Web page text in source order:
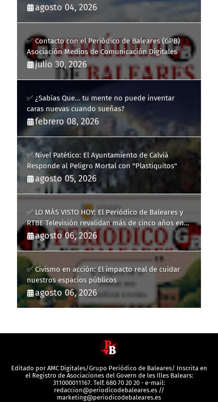
fracaso heredado
agosto 04, 2026
✅ Contacto con el Periódico de Baleares (GPB)
Asociación Medios de Comunicación Digitales
julio 30, 2026
✅ ¿Sabías Que… tu mente no puede inventar
caras nuevas cuando sueñas?
febrero 08, 2026
✅ Nivel Patético: El Ayuntamiento de Calviá
Responde al Peligro Mortal con "Plastiquitos"
agosto 05, 2026
✅ LO MÁS VISTO HOY: El Periódico de Baleares y
RTBE Televisión revalidan más de cinco años en
la Guía de la Comunicación del Govern de les Illes
Balears
agosto 06, 2026
✅ Civismo en acción: El impacto real de cuidar
nuestros espacios públicos
agosto 06, 2026
Editado por AMC Digitales/Grupo Periódico de Baleares/ Inscrita en
el Registro de Asociaciones del Govern de les Illes Balears:
311000011167. Telf. 680 70 20 20 - e-mail:
redaccion@periodicodebaleares.es //
marketing@periodicodebaleares.es